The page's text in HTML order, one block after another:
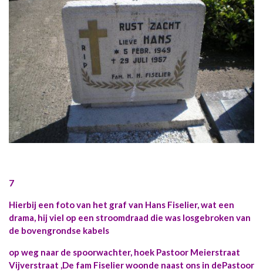
7
Hierbij een foto van het graf van Hans Fiselier, wat een
drama, hij viel op een stroomdraad die was losgebroken van
de bovengrondse kabels
op weg naar de spoorwachter, hoek Pastoor Meierstraat
Vijverstraat ,De fam Fiselier woonde naast ons in dePastoor